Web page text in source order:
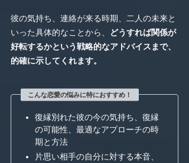
彼の気持ち、連絡が来る時期、二人の未来と
いった具体的なことから、
どうすれば関係が
好転するかという戦略的なアドバイスまで、
的確に示してくれます。
こんな恋愛の悩みに特におすすめ！
復縁別れた彼の今の気持ち、復縁
の可能性、最適なアプローチの時
期と方法
片思い相手の自分に対する本音、